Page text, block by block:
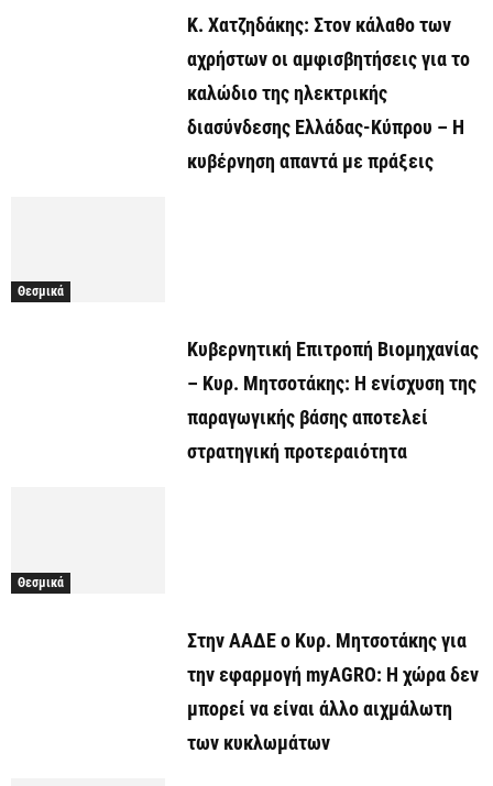
Κ. Χατζηδάκης: Στον κάλαθο των
αχρήστων οι αμφισβητήσεις για το
καλώδιο της ηλεκτρικής
διασύνδεσης Ελλάδας-Κύπρου – Η
κυβέρνηση απαντά με πράξεις
Θεσμικά
Κυβερνητική Επιτροπή Βιομηχανίας
– Κυρ. Μητσοτάκης: Η ενίσχυση της
παραγωγικής βάσης αποτελεί
στρατηγική προτεραιότητα
Θεσμικά
Στην ΑΑΔΕ ο Κυρ. Μητσοτάκης για
την εφαρμογή myAGRO: Η χώρα δεν
μπορεί να είναι άλλο αιχμάλωτη
των κυκλωμάτων